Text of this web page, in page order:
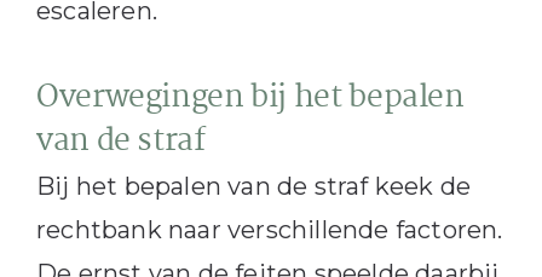
escaleren.
Overwegingen bij het bepalen
van de straf
Bij het bepalen van de straf keek de
rechtbank naar verschillende factoren.